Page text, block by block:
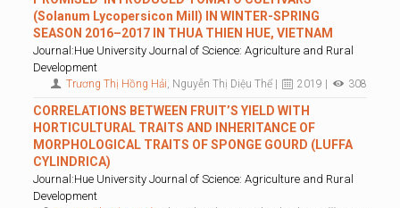
(Solanum Lycopersicon Mill) IN WINTER-SPRING
SEASON 2016–2017 IN THUA THIEN HUE, VIETNAM
Journal:Hue University Journal of Science: Agriculture and Rural
Development
Trương Thị Hồng Hải, Nguyễn Thị Diệu Thể | 2019 | 308
CORRELATIONS BETWEEN FRUIT’S YIELD WITH
HORTICULTURAL TRAITS AND INHERITANCE OF
MORPHOLOGICAL TRAITS OF SPONGE GOURD (LUFFA
CYLINDRICA)
Journal:Hue University Journal of Science: Agriculture and Rural
Development